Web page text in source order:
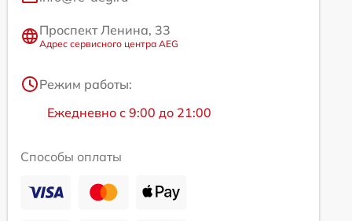
Проспект Ленина, 33
Адрес сервисного центра AEG
Режим работы:
Ежедневно с 9:00 до 21:00
Способы оплаты